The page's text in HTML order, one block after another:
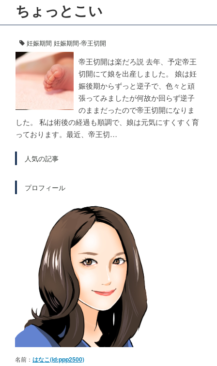
ちょっとこい
妊娠期間 妊娠期間-帝王切開
帝王切開は楽だろ説 去年、予定帝王
切開にて娘を出産しました。 娘は妊
娠後期からずっと逆子で、色々と頑
張ってみましたが何故か回らず逆子
のままだったので帝王切開になりま
した。 私は術後の経過も順調で、娘は元気にすくすく育
っております。最近、帝王切…
人気の記事
プロフィール
名前： はなこ(id:ppp2500)